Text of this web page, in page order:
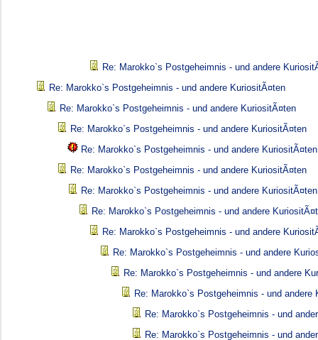
Re: Marokko`s Postgeheimnis - und andere
Re: Marokko`s Postgeheimnis - und andere KuriositÃ¤ten
Re: Marokko`s Postgeheimnis - und andere KuriositÃ¤ten
Re: Marokko`s Postgeheimnis - und andere KuriositÃ¤ten
Re: Marokko`s Postgeheimnis - und andere KuriositÃ¤ten
Re: Marokko`s Postgeheimnis - und andere KuriositÃ¤ten
Re: Marokko`s Postgeheimnis - und andere KuriositÃ¤ten
Re: Marokko`s Postgeheimnis - und andere
Re: Marokko`s Postgeheimnis - und andere
Re: Marokko`s Postgeheimnis - und andere
Re: Marokko`s Postgeheimnis - und andere
Re: Marokko`s Postgeheimnis - und andere
Re: Marokko`s Postgeheimnis - und
Re: Marokko`s Postgeheimnis - und